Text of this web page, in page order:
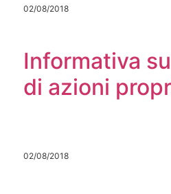
02/08/2018
Informativa
di azioni
02/08/2018